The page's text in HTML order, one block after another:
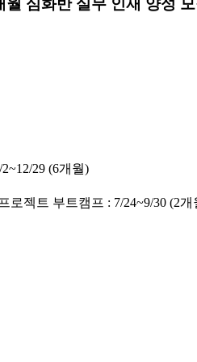
심화반 실무 인재 양성
29 (6개월)
젝트 부트캠프 : 7/24~9/30 (2개